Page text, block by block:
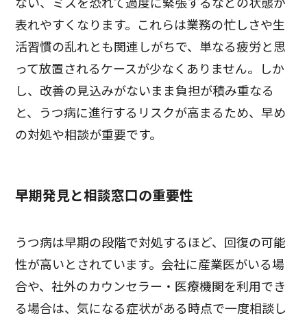
表れやすくなります。これらは業務の忙しさや生
活習慣の乱れとも関連しがちで、単なる疲労と思
って放置されるケースが少なくありません。しか
し、改善の見込みがないまま負担が積み重なる
と、うつ病に進行するリスクが高まるため、早め
の対処や相談が重要です。
早期発見と相談窓口の重要性
うつ病は早期の段階で対処するほど、回復の可能
性が高いとされています。会社に産業医がいる場
合や、社外のカウンセラー・医療機関を利用でき
る場合は、気になる症状がある時点で一度相談し